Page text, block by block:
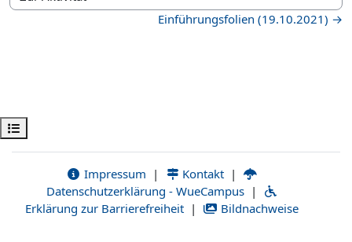
Kursindex öffnen
Zur Aktivität
Einführungsfolien (19.10.2021) →
Impressum | Kontakt |
Datenschutzerklärung - WueCampus |
Erklärung zur Barrierefreiheit | Bildnachweise